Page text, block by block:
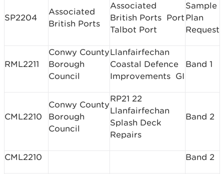
SP2204
Associated
British Ports
Associated
British Ports ­ Port
Talbot Port
Sample
Plan
Request
RML2211
Conwy County
Borough
Council
Llanfairfechan
Coastal Defence
Improvements ­ GI
Band 1
CML2210
Conwy County
Borough
Council
RP21 22
Llanfairfechan
Splash Deck
Repairs
Band 2
CML2210 Band 2